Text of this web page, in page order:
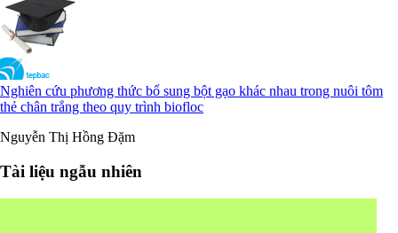
Nghiên cứu phương thức bổ sung bột gạo khác nhau trong nuôi tôm
thẻ chân trắng theo quy trình biofloc
Nguyễn Thị Hồng Đặm
Tài liệu ngẫu nhiên